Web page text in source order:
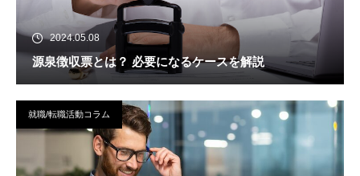
2024.05.08
源泉徴収票とは？ 必要になるケースを解説
就職/転職活動コラム